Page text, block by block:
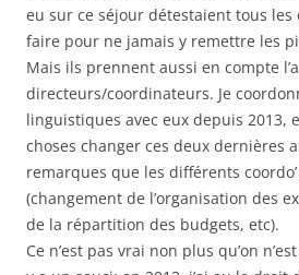
eu sur ce séjour détestaient tous
faire pour ne jamais y remettre les
Mais ils prennent aussi en compte
directeurs/coordinateurs. Je
linguistiques avec eux depuis 2013,
choses changer ces deux dernières
remarques que les différents
(changement de l’organisation des
de la répartition des budgets, etc).
Ce n’est pas vrai non plus qu’on